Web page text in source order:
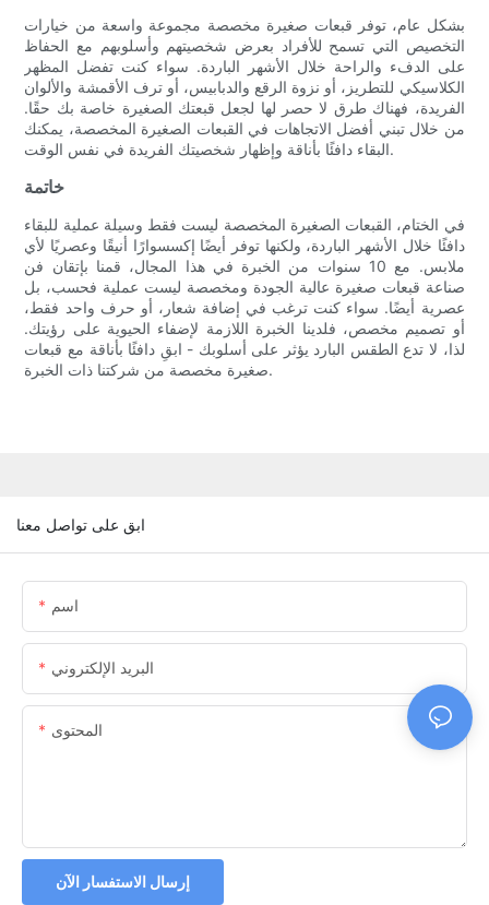
بشكل عام، توفر قبعات صغيرة مخصصة مجموعة واسعة من خيارات
التخصيص التي تسمح للأفراد بعرض شخصيتهم وأسلوبهم مع الحفاظ
على الدفء والراحة خلال الأشهر الباردة. سواء كنت تفضل المظهر
الكلاسيكي للتطريز، أو نزوة الرقع والدبابيس، أو ترف الأقمشة والألوان
الفريدة، فهناك طرق لا حصر لها لجعل قبعتك الصغيرة خاصة بك حقًا.
من خلال تبني أفضل الاتجاهات في القبعات الصغيرة المخصصة، يمكنك
البقاء دافئًا بأناقة وإظهار شخصيتك الفريدة في نفس الوقت.
خاتمة
في الختام، القبعات الصغيرة المخصصة ليست فقط وسيلة عملية للبقاء
دافئًا خلال الأشهر الباردة، ولكنها توفر أيضًا إكسسوارًا أنيقًا وعصريًا لأي
ملابس. مع 10 سنوات من الخبرة في هذا المجال، قمنا بإتقان فن
صناعة قبعات صغيرة عالية الجودة ومخصصة ليست عملية فحسب، بل
عصرية أيضًا. سواء كنت ترغب في إضافة شعار، أو حرف واحد فقط،
أو تصميم مخصص، فلدينا الخبرة اللازمة لإضفاء الحيوية على رؤيتك.
لذا، لا تدع الطقس البارد يؤثر على أسلوبك - ابقِ دافئًا بأناقة مع قبعات
صغيرة مخصصة من شركتنا ذات الخبرة.
ابق على تواصل معنا
اسم
البريد الإلكتروني
المحتوى
إرسال الاستفسار الآن